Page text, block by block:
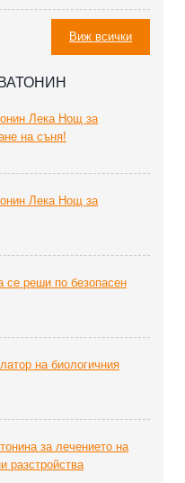
Виж всички
Лека Нощ за
на съня!
Лека Нощ за
се реши по безопасен
на биoлoгичния
за лечението на
разстройства